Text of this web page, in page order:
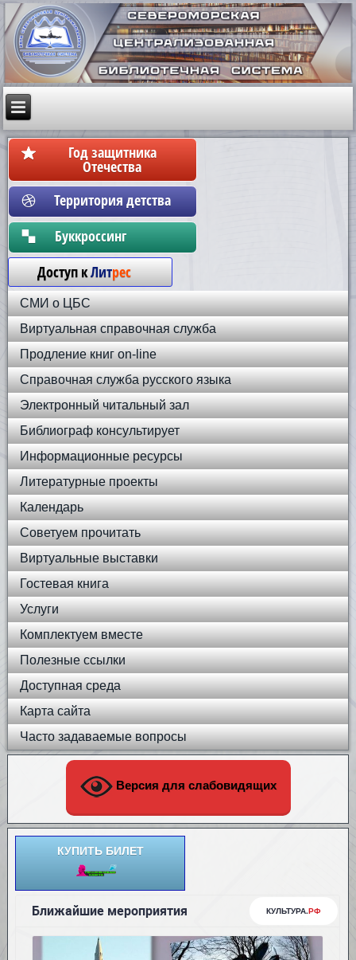
Год защитника
Отечества
Территория детства
Бyккpoccинг
Доступ кЛитрес
СМИ о ЦБС
Виртуальная справочная служба
Продление книг on-line
Справочная служба русского языка
Электронный читальный зал
Библиограф консультирует
Информационные ресурсы
Литературные проекты
Календарь
Советуем прочитать
Виртуальные выставки
Гостевая книга
Услуги
Комплектуем вместе
Полезные ссылки
Доступная среда
Карта сайта
Часто задаваемые вопросы
Версия для слабовидящих
КУПИТЬ БИЛЕТ